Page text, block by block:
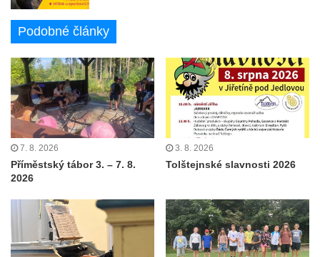
Podobné články
7. 8. 2026
Příměstský tábor 3. – 7. 8.
2026
3. 8. 2026
Tolštejnské slavnosti 2026